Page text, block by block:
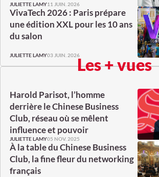
JULIETTE LAMY11 JUIN. 2026
VivaTech 2026 : Paris prépare
une édition XXL pour les 10 ans
du salon
JULIETTE LAMY03 JUIN. 2026Les + vues
Harold Parisot, l’homme
derrière le Chinese Business
Club, réseau où se mêlent
influence et pouvoir
JULIETTE LAMY05 NOV. 2025
À la table du Chinese Business
Club, la fine fleur du networking
français